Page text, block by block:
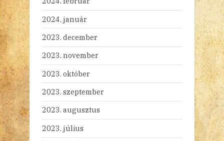
2024. január
2023. december
2023. november
2023. október
2023. szeptember
2023. augusztus
2023. július